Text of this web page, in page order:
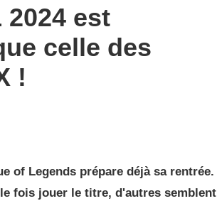
est
celle des
!
of Legends prépare déjà sa rentrée.
fois jouer le titre, d'autres semblent